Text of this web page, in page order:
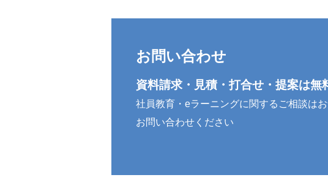
お問い合わせ
資料請求・見積・打合せ・提案は無
社員教育・eラーニングに関するご相談は
お問い合わせください